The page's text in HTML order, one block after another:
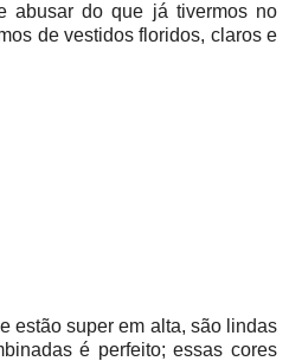
abusar do que já tivermos no
de vestidos floridos, claros e
estão super em alta, são lindas
é perfeito; essas cores